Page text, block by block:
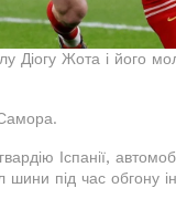
Діогу Жота і його
Самора.
Іспанії,
шини під час обгону